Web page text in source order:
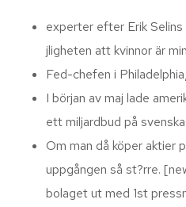
experter efter Erik
jligheten att kvinnor är
Fed-chefen i
I början av maj lade
ett miljardbud på
Om man då köper aktier
uppgången så st?rre.
bolaget ut med 1st